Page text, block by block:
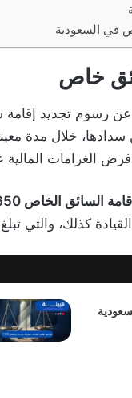
في السعودية
خاص
عن رسوم تجديد
خلال مدة معينة
الغرامات المالية
الخاص 650 ريال
والتي تبلغ قيمتها